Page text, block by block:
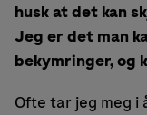
husk at det kan
Jeg er det man
bekymringer, og
Ofte tar jeg meg i